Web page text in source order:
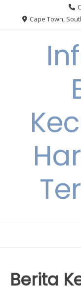
Cape Town,
Berita